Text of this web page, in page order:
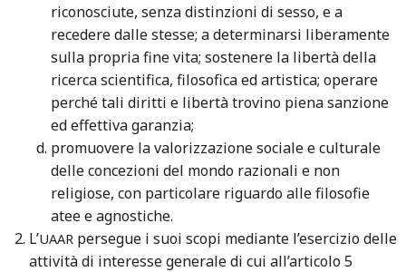
riconosciute, senza distinzioni di sesso, e a
recedere dalle stesse; a determinarsi liberamente
sulla propria fine vita; sostenere la libertà della
ricerca scientifica, filosofica ed artistica; operare
perché tali diritti e libertà trovino piena sanzione
ed effettiva garanzia;
promuovere la valorizzazione sociale e culturale
delle concezioni del mondo razionali e non
religiose, con particolare riguardo alle filosofie
atee e agnostiche.
L’UAAR persegue i suoi scopi mediante l’esercizio delle
attività di interesse generale di cui all’articolo 5